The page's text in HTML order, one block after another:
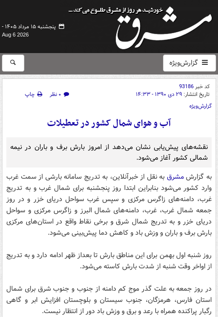
پنجشنبه ۱۵ مرداد ۱۴۰۵ -
Aug 6 2026
گزارش‌ویژه
کد خبر93186
تاریخ انتشار: ۲۹ دی ۱۳۹۰ - ۱۴:۳۳ ۰ نظر
چاپ
گزارش‌ویژه
آب و هوای شمال کشور در تعطیلات
نقشه‌های پیش‌یابی نشان می‌دهد از امروز بارش برف و باران در نیمه
شمالی کشور آغاز می‌شود.
به گزارشمشرق به نقل از خبرآنلاین، به تدریج سامانه بارشی از سمت غرب
وارد کشور می‌شود بنابراین ابتدا روز پنجشنبه برای شمال غرب و به تدریج
غرب، دامنه‌های زاگرس مرکزی و سپس غرب سواحل دریای خزر و در روز
جمعه شمال غرب، غرب، دامنه‌های شمال البرز و زاگرس مرکزی و سواحل
دریای خزر و به تدریج شمال شرق و برخی نقاط واقع در استان‌های مرکزی
بارش برف و باران و وزش باد و کاهش دما پیش‌بینی می‌شود.
روز شنبه اول بهمن برای این مناطق بارش تا بعداز ظهر ادامه دارد و به تدریج
از اواخر وقت شنبه از شدت بارش کاسته می‌شود.
در روز جمعه به علت گذر موج کم دامنه از جنوب و جنوب شرق برای شمال
استان فارس، هرمزگان، جنوب سیستان و بلوچستان افزایش ابر و گاهی
رگبار پراکنده همراه با رعد و برق و وزش باد دور از انتظار نیست.